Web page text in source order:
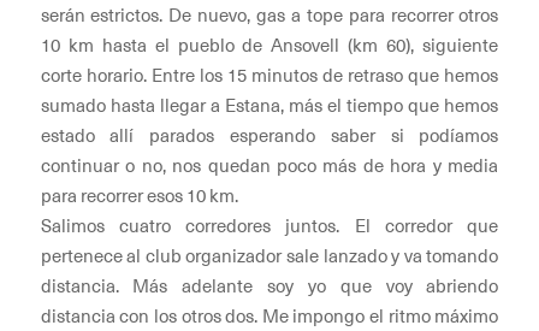
serán estrictos. De nuevo, gas a tope para recorrer otros
10 km hasta el pueblo de Ansovell (km 60), siguiente
corte horario. Entre los 15 minutos de retraso que hemos
sumado hasta llegar a Estana, más el tiempo que hemos
estado allí parados esperando saber si podíamos
continuar o no, nos quedan poco más de hora y media
para recorrer esos 10 km.
Salimos cuatro corredores juntos. El corredor que
pertenece al club organizador sale lanzado y va tomando
distancia. Más adelante soy yo que voy abriendo
distancia con los otros dos. Me impongo el ritmo máximo